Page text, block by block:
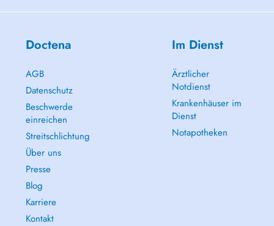
Doctena
AGB
Datenschutz
Beschwerde
einreichen
Streitschlichtung
Über uns
Presse
Blog
Karriere
Kontakt
Im Dienst
Ärztlicher
Notdienst
Krankenhäuser im
Dienst
Notapotheken